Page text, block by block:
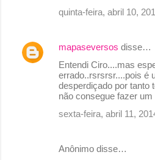
quinta-feira, abril 10,
mapaseversos disse…
Entendi Ciro....mas
errado..rsrsrsr....pois é
desperdiçado por tanto
não consegue fazer
sexta-feira, abril 11,
Anônimo disse…